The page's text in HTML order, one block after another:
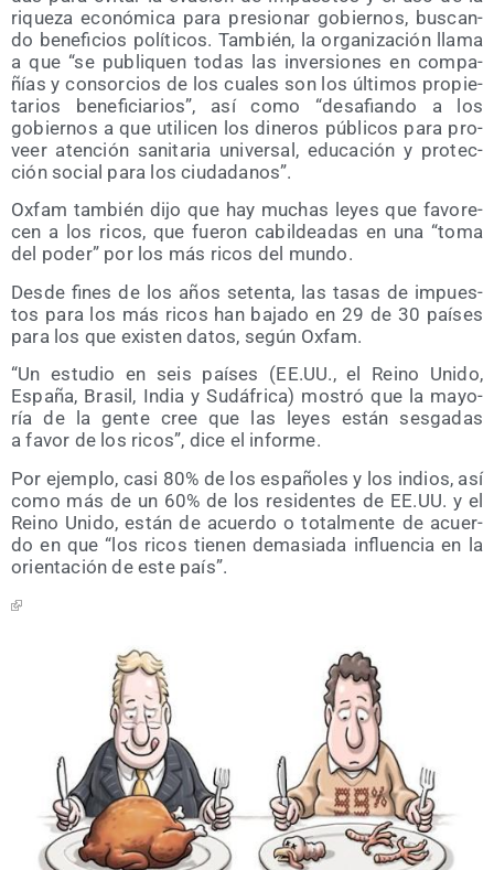
rique­za eco­nó­mi­ca para pre­sio­nar gobier­nos, bus­can­
do bene­fi­cios polí­ti­cos. Tam­bién, la orga­ni­za­ción lla­ma
a que “se publi­quen todas las inver­sio­nes en com­pa­
ñías y con­sor­cios de los cua­les son los últi­mos pro­pie­
ta­rios bene­fi­cia­rios”, así como “desa­fian­do a los
gobier­nos a que uti­li­cen los dine­ros públi­cos para pro­
veer aten­ción sani­ta­ria uni­ver­sal, edu­ca­ción y pro­tec­
ción social para los ciudadanos”.
Oxfam tam­bién dijo que hay muchas leyes que favo­re­
cen a los ricos, que fue­ron cabil­dea­das en una “toma
del poder” por los más ricos del mundo.
Des­de fines de los años seten­ta, las tasas de impues­
tos para los más ricos han baja­do en 29 de 30 paí­ses
para los que exis­ten datos, según Oxfam.
“Un estu­dio en seis paí­ses (EE.UU., el Rei­no Uni­do,
Espa­ña, Bra­sil, India y Sudá­fri­ca) mos­tró que la mayo­
ría de la gen­te cree que las leyes están ses­ga­das
a favor de los ricos”, dice el informe.
Por ejem­plo, casi 80% de los espa­ño­les y los indios, así
como más de un 60% de los resi­den­tes de EE.UU. y el
Rei­no Uni­do, están de acuer­do o total­men­te de acuer­
do en que “los ricos tie­nen dema­sia­da influen­cia en la
orien­ta­ción de este país”.